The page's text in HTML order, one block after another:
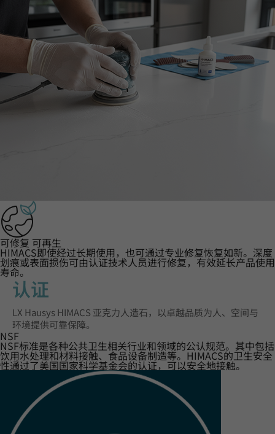
可修复 可再生
HIMACS即使经过长期使用，也可通过专业修复恢复如新。深度
划痕或表面损伤可由认证技术人员进行修复，有效延长产品使用
寿命。
认证‌
LX Hausys HIMACS 亚克力人造石，以卓越品质为人、空间与
环境提供可靠保障。
NSF
NSF标准是各种公共卫生相关行业和领域的公认规范。其中包括
饮用水处理和材料接触、食品设备制造等。HIMACS的卫生安全
性通过了美国国家科学基金会的认证，可以安全地接触。